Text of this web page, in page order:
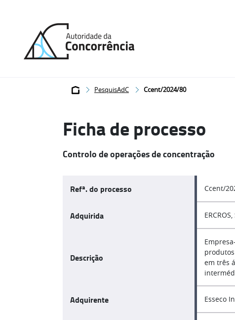
Página
inicial
Breadcrumb
PesquisAdC Ccent/2024/80
Ficha de processo
Controlo de operações de concentração
Refª. do processo Ccent/
Adquirida ERCROS,
Descrição
em três
Adquirente Esseco